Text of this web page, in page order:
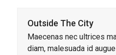
Outside The City
Maecenas nec ultrices
diam, malesuada id